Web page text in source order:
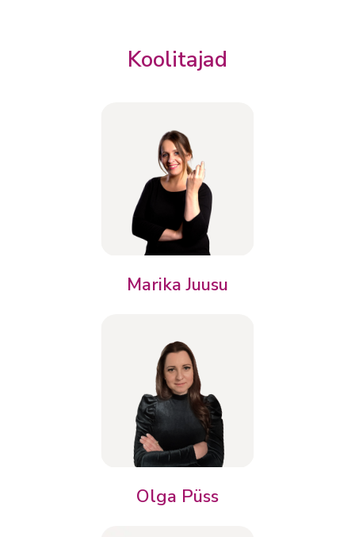
Koolitajad
Marika Juusu
Olga Püss